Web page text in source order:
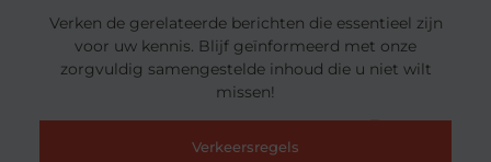
Verken de gerelateerde berichten die essentieel zijn
voor uw kennis. Blijf geïnformeerd met onze
zorgvuldig samengestelde inhoud die u niet wilt
missen!
Verkeersregels